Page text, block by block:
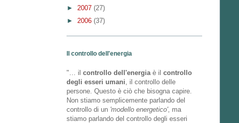
► 2007 (27)
► 2006 (37)
Il controllo dell'energia
"… il controllo dell'energia è il controllo
degli esseri umani , il controllo delle
persone. Questo è ciò che bisogna capire.
Non stiamo semplicemente parlando del
controllo di un 'modello energetico', ma
stiamo parlando del controllo degli esseri